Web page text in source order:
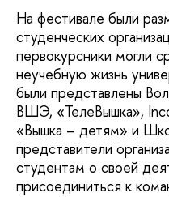
На фестивале были
студенческих
первокурсники могли
неучебную жизнь
были представлены
ВШЭ, «ТелеВышка»,
«Вышка – детям» и
представители
студентам о своей
присоединиться к